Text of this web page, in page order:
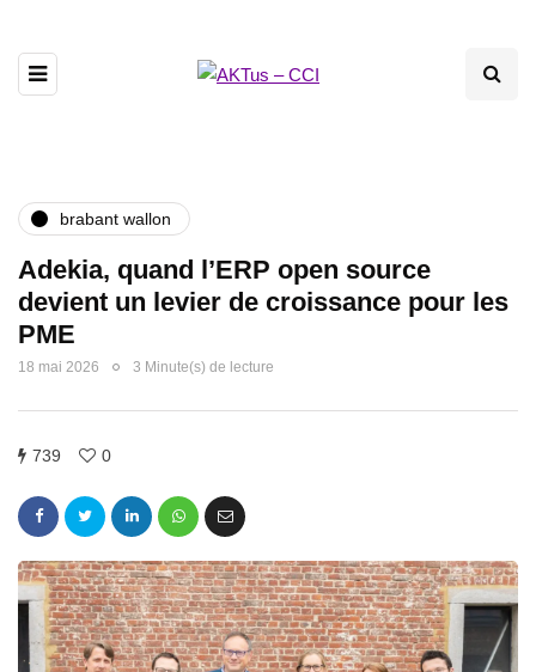
brabant wallon
Adekia, quand l’ERP open source
devient un levier de croissance pour les
PME
18 mai 2026 3 Minute(s) de lecture
739 0